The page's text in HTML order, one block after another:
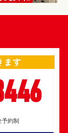
ます
約制